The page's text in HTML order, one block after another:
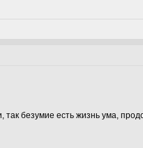
так безумие есть жизнь ума,